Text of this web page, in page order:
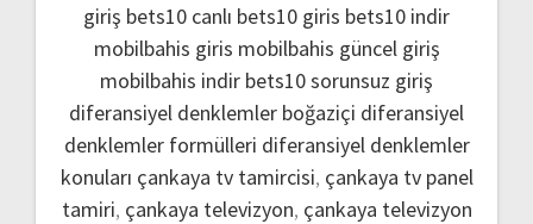
giriş bets10 canlı bets10 giris bets10 indir
mobilbahis giris mobilbahis güncel giriş
mobilbahis indir bets10 sorunsuz giriş
diferansiyel denklemler boğaziçi diferansiyel
denklemler formülleri diferansiyel denklemler
konuları çankaya tv tamircisi, çankaya tv panel
tamiri, çankaya televizyon, çankaya televizyon